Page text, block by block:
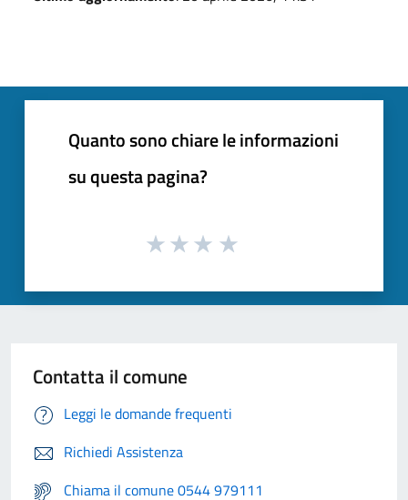
Quanto sono chiare le informazioni
su questa pagina?
Contatta il comune
Leggi le domande frequenti
Richiedi Assistenza
Chiama il comune 0544 979111